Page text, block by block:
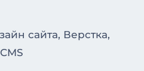
сайта, Верстка,